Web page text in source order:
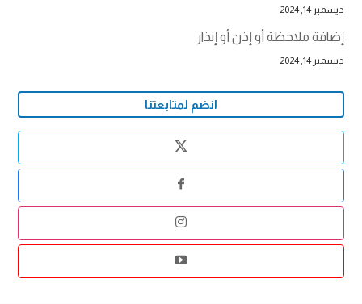
ديسمبر 14, 2024
إضافة ملاحظة أو إذن أو إنذار
ديسمبر 14, 2024
انضم لمتابعتنا